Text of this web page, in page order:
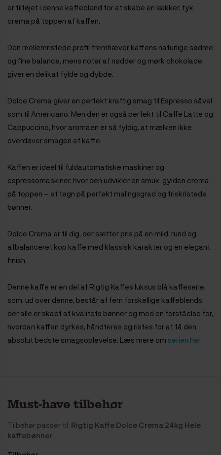
er tilføjet i denne kaffeblend for at skabe en lækker, tyk
crema på toppen af kaffen.
Den mellemristede profil fremhæver kaffens naturlige sødme
og fine balance, mens noter af nødder og mørk chokolade
giver en delikat fylde og dybde.
Dolce Crema giver en perfekt kraftig smag til Espresso såvel
som til Americano. Men den er også perfekt til Caffe Latte og
Cappuccino, hvor aromaen er så fyldig, at mælken ikke
overdøver smagen af kaffe.
Kaffen er ideel til fuldautomatiske maskiner og
espressomaskiner, hvor den udvikler en smuk, gylden crema
på toppen – et tegn på perfekt malingsgrad og friskristede
bønner.
Dolce Crema er til dig, der sætter pris på en mild, rund og
afbalanceret kop kaffe med klassisk karakter og en elegant
finish.
Denne kaffe er en del af Rigtig Kaffes luksus blå kaffeserie,
som, ud over denne, består af fem forskellige kaffeblends,
der alle er skabt af kvalitets bønner og med en forståelse for,
hvordan kaffen dyrkes, håndteres og ristes for at få den
absolut bedste smagsoplevelse. Læs mere om serien her.
Must-have tilbehør
Tilbehør passer til Rigtig Kaffe Dolce Crema 24kg Hele
kaffebønner